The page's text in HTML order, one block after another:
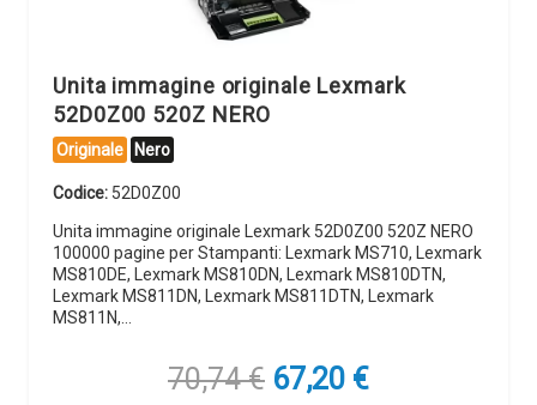
Unita immagine originale Lexmark
52D0Z00 520Z NERO
Originale Nero
Codice: 52D0Z00
Unita immagine originale Lexmark 52D0Z00 520Z NERO
100000 pagine per Stampanti: Lexmark MS710, Lexmark
MS810DE, Lexmark MS810DN, Lexmark MS810DTN,
Lexmark MS811DN, Lexmark MS811DTN, Lexmark
MS811N,…
70,74€ Il
67,20 €Il